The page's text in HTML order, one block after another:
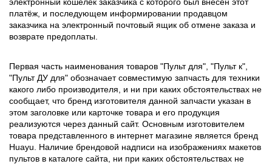
платёж, и последующем информировании продавцом
заказчика на электронный почтовый ящик об отмене заказа и
возврате предоплаты.
Первая часть наименования товаров "Пульт для", "Пульт к",
"Пульт ДУ для" обозначает совместимую запчасть для техники
какого либо производителя, и ни при каких обстоятельствах не
сообщает, что бренд изготовителя данной запчасти указан в
этом заголовке или карточке товара и его продукция
реализуются через данный сайт. Основным изготовителем
товара представленного в интернет магазине является бренд
Huayu. Наличие брендовой надписи на изображениях макетов
пультов в каталоге сайта, ни при каких обстоятельствах не